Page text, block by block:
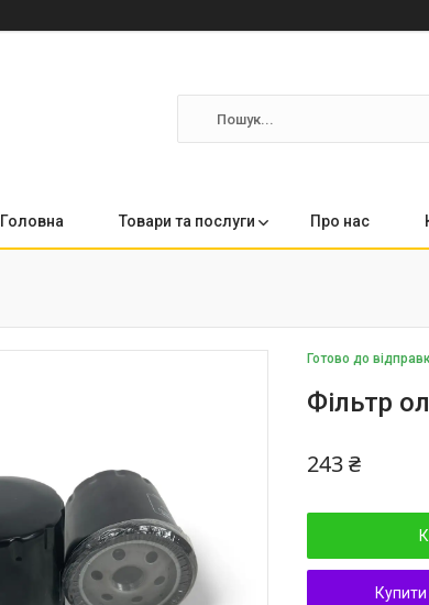
Головна Товари та послуги Про нас
Готово до
Фільтр
243 ₴
Купити